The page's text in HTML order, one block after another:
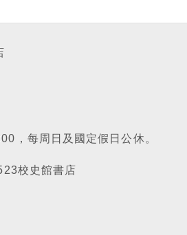
，每周日及國定假日公休。
校史館書店